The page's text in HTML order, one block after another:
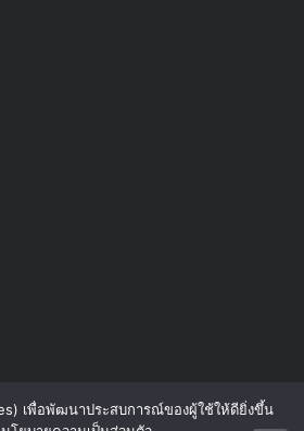
เพื่อพัฒนาประสบการณ์ของผู้ใช้ให้ดียิ่งขึ้น